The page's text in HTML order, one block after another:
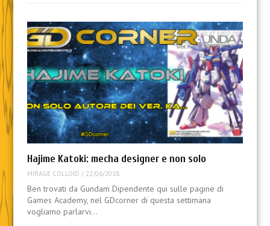
Hajime Katoki: mecha designer e non solo
MIRAGE COLLOID / 22/06/2018
Ben trovati da Gundam Dipendente qui sulle pagine di
Games Academy, nel GDcorner di questa settimana
vogliamo parlarvi…